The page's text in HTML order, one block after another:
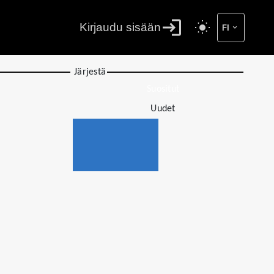
Kirjaudu sisään FI
Järjestä
Uudet